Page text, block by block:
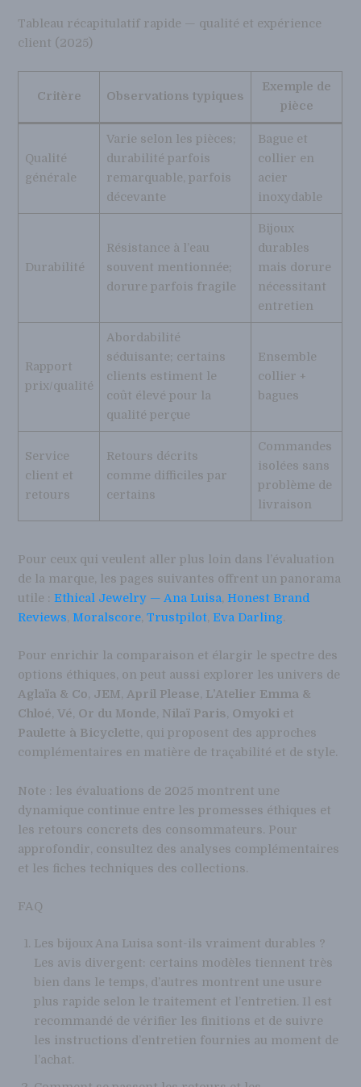
Tableau récapitulatif rapide — qualité et expérience
client (2025)
Critère Observations typiques
Exemple de
pièce
Qualité
générale
Varie selon les pièces;
durabilité parfois
remarquable, parfois
décevante
Bague et
collier en
acier
inoxydable
Durabilité
Résistance à l’eau
souvent mentionnée;
dorure parfois fragile
Bijoux
durables
mais dorure
nécessitant
entretien
Rapport
prix/qualité
Abordabilité
séduisante; certains
clients estiment le
coût élevé pour la
qualité perçue
Ensemble
collier +
bagues
Service
client et
retours
Retours décrits
comme difficiles par
certains
Commandes
isolées sans
problème de
livraison
Pour ceux qui veulent aller plus loin dans l’évaluation
de la marque, les pages suivantes offrent un panorama
utile :Ethical Jewelry — Ana Luisa, Honest Brand
Reviews, Moralscore,Trustpilot,Eva Darling.
Pour enrichir la comparaison et élargir le spectre des
options éthiques, on peut aussi explorer les univers de
Aglaïa & Co, JEM,April Please, L’Atelier Emma &
Chloé,Vé, Or du Monde, Nilaï Paris, Omyoki et
Paulette à Bicyclette, qui proposent des approches
complémentaires en matière de traçabilité et de style.
Note : les évaluations de 2025 montrent une
dynamique continue entre les promesses éthiques et
les retours concrets des consommateurs. Pour
approfondir, consultez des analyses complémentaires
et les fiches techniques des collections.
FAQ
Les bijoux Ana Luisa sont-ils vraiment durables ?
Les avis divergent: certains modèles tiennent très
bien dans le temps, d’autres montrent une usure
plus rapide selon le traitement et l’entretien. Il est
recommandé de vérifier les finitions et de suivre
les instructions d’entretien fournies au moment de
l’achat.